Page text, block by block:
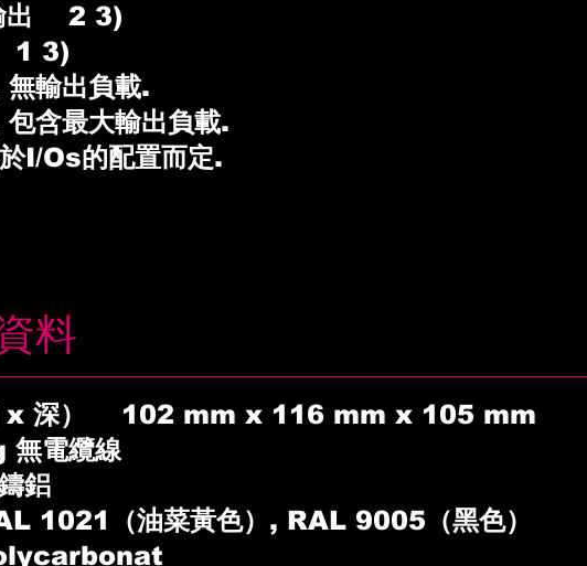
出 2 3)
3)
輸出負載.
含最大輸出負載.
I/Os的配置而定.
料
x 深） 102 mm x 116 mm x 105 mm
電纜線
鋁
1021（油菜黃色） , RAL 9005（黑色）